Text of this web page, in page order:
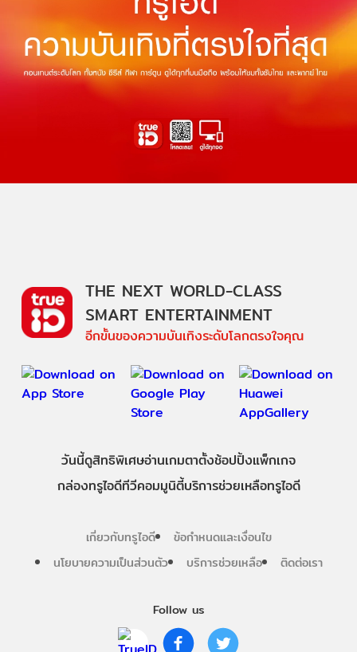
Follow us
THE NEXT WORLD-CLASS
SMART ENTERTAINMENT
อีกขั้นของความบันเทิงระดับโลกตรงใจคุณ
วันนี้ดูสิทธิพิเศษอ่านเกมตาตั้งช้อปปิ้งแพ็กเกจ
กล่องทรูไอดีทีวีคอมมูนิตี้บริการช่วยเหลือทรูไอดี
เกี่ยวกับทรูไอดี
ข้อกำหนดและเงื่อนไข
นโยบายความเป็นส่วนตัว
บริการช่วยเหลือ ติดต่อเรา